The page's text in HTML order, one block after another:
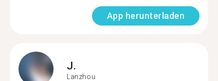
App herunterladen
J.
Lanzhou